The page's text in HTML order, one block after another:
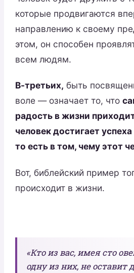
которые продвигаются
направлению к своему
этом, он способен
всем людям.
В-третьих, быть
воле — означает то, что
радость в жизни
человек достигает
то есть в том, чему этот
Вот, библейский пример
происходит в жизни.
«Кто из вас, имея сто
одну из них, не оставит